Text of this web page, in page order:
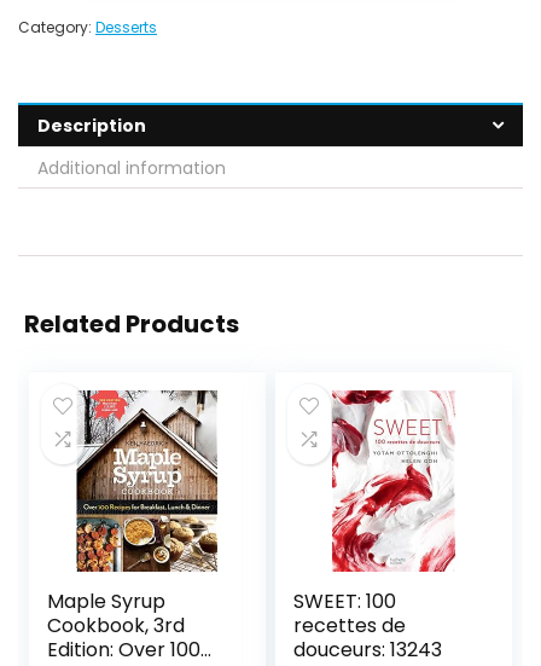
Category: Desserts
Description
Additional information
Related Products
Maple Syrup
Cookbook, 3rd
Edition: Over 100
SWEET: 100
recettes de
douceurs: 13243